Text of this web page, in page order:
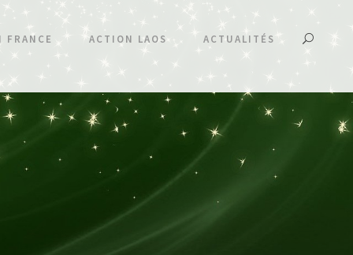
FRANCE ACTION LAOS ACTUALITÉS